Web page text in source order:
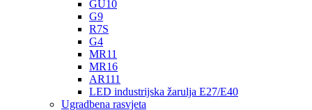
GU10
G9
R7S
G4
MR11
MR16
AR111
LED industrijska žarulja E27/E40
Ugradbena rasvjeta